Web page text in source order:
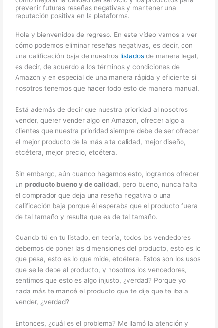
prevenir futuras reseñas negativas y mantener una
reputación positiva en la plataforma.
Hola y bienvenidos de regreso. En este vídeo vamos a ver
cómo podemos eliminar reseñas negativas, es decir, con
una calificación baja de nuestros listadosde manera legal,
es decir, de acuerdo a los términos y condiciones de
Amazon y en especial de una manera rápida y eficiente si
nosotros tenemos que hacer todo esto de manera manual.
Está además de decir que nuestra prioridad al nosotros
vender, querer vender algo en Amazon, ofrecer algo a
clientes que nuestra prioridad siempre debe de ser ofrecer
el mejor producto de la más alta calidad, mejor diseño,
etcétera, mejor precio, etcétera.
Sin embargo, aún cuando hagamos esto, logramos ofrecer
un producto bueno y de calidad, pero bueno, nunca falta
el comprador que deja una reseña negativa o una
calificación baja porque él esperaba que el producto fuera
de tal tamaño y resulta que es de tal tamaño.
Cuando tú en tu listado, en teoría, todos los vendedores
debemos de poner las dimensiones del producto, esto es lo
que pesa, esto es lo que mide, etcétera. Estos son los usos
que se le debe al producto, y nosotros los vendedores,
sentimos que esto es algo injusto, ¿verdad? Porque yo
nada más te mandé el producto que te dije que te iba a
vender, ¿verdad?
Entonces, ¿cuál es el problema? Me llamó la atención y